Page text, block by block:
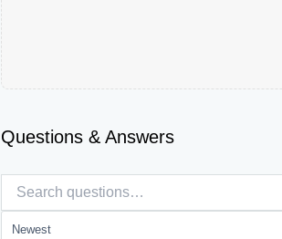
Questions & Answers